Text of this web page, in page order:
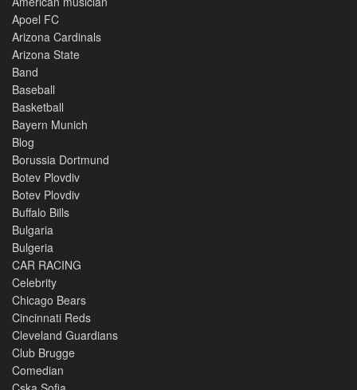
Apoel FC
Arizona Cardinals
Arizona State
Band
Baseball
Basketball
Bayern Munich
Blog
Borussia Dortmund
Botev Plovdiv
Botev Plovdiv
Buffalo Bills
Bulgaria
Bulgeria
CAR RACING
Celebrity
Chicago Bears
Cincinnati Reds
Cleveland Guardians
Club Brugge
Comedian